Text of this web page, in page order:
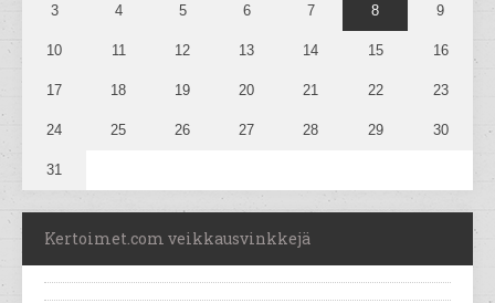
3 4 5 6 7 8 9
10 11 12 13 14 15 16
17 18 19 20 21 22 23
24 25 26 27 28 29 30
31
Kertoimet.com veikkausvinkkejä